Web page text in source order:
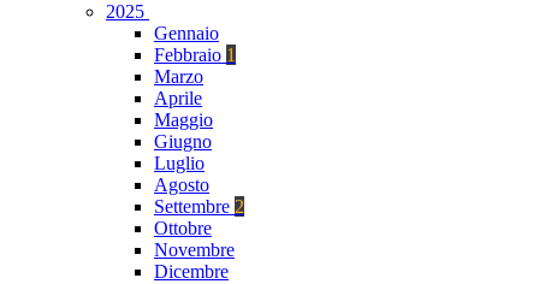
2025
Gennaio
Febbraio 1
Marzo
Aprile
Maggio
Giugno
Luglio
Agosto
Settembre 2
Ottobre
Novembre
Dicembre